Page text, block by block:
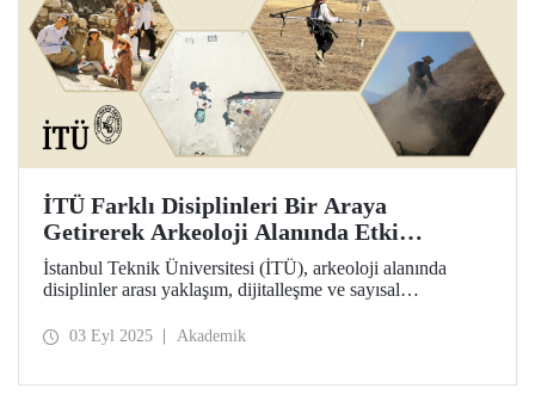
İTÜ Farklı Disiplinleri Bir Araya
Getirerek Arkeoloji Alanında Etki
Üretiyor
İstanbul Teknik Üniversitesi (İTÜ), arkeoloji alanında
disiplinler arası yaklaşım, dijitalleşme ve sayısal
dikkat çeken bir konumda. Arkeolojik verilerin toplanması,
03 Eyl 2025 Akademik